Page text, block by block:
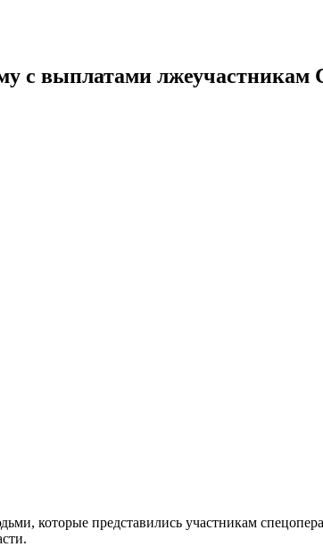
с выплатами
которые представились участникам